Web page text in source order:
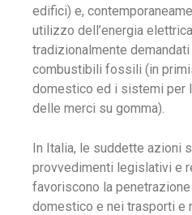
edifici) e,
utilizzo dell’energia
tradizionalmente
combustibili fossili (in
domestico ed i sistemi per
delle merci su gomma).
In Italia, le suddette azioni
provvedimenti legislativi e
favoriscono la
domestico e nei trasporti e